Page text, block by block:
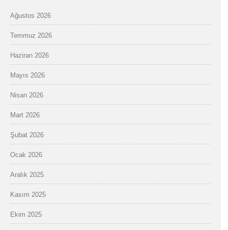
Ağustos 2026
Temmuz 2026
Haziran 2026
Mayıs 2026
Nisan 2026
Mart 2026
Şubat 2026
Ocak 2026
Aralık 2025
Kasım 2025
Ekim 2025